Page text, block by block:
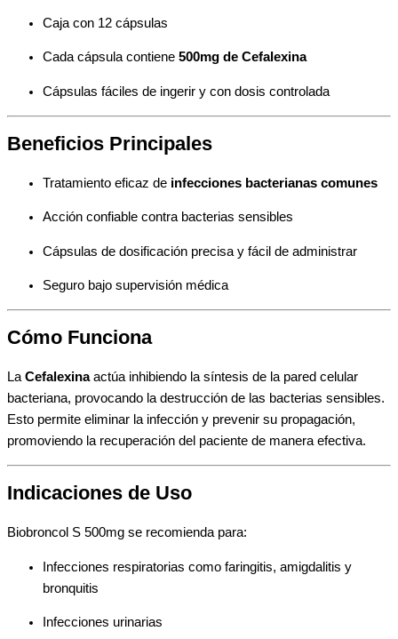
Caja con 12 cápsulas
Cada cápsula contiene 500mg de Cefalexina
Cápsulas fáciles de ingerir y con dosis controlada
Beneficios Principales
Tratamiento eficaz de infecciones bacterianas comunes
Acción confiable contra bacterias sensibles
Cápsulas de dosificación precisa y fácil de administrar
Seguro bajo supervisión médica
Cómo Funciona
La Cefalexinaactúa inhibiendo la síntesis de la pared celular
bacteriana, provocando la destrucción de las bacterias sensibles.
Esto permite eliminar la infección y prevenir su propagación,
promoviendo la recuperación del paciente de manera efectiva.
Indicaciones de Uso
Biobroncol S 500mg se recomienda para:
Infecciones respiratorias como faringitis, amigdalitis y
bronquitis
Infecciones urinarias